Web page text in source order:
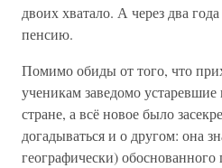
двоих хватало. А через два
пенсию.
Помимо обиды от того, что
ученикам заведомо
стране, а всё новое было
догадываться и о другом: она
географически) обоснованного